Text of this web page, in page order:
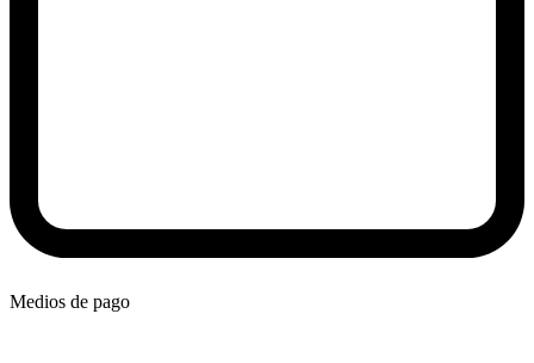
Medios de pago